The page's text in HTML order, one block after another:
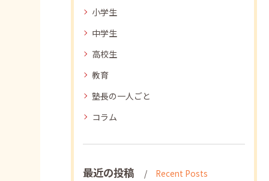
小学生
中学生
高校生
教育
塾長の一人ごと
コラム
最近の投稿 Recent Posts